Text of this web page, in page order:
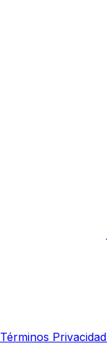
Términos Privacidad